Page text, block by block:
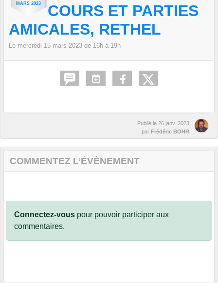
MARS 2023
COURS ET PARTIES
AMICALES, RETHEL
Le mercredi 15 mars 2023 de 16h à 19h
Publié le 26 janv. 2023
par Frédéric BOHR
COMMENTEZ L’ÉVÈNEMENT
Connectez-vous pour pouvoir participer aux
commentaires.